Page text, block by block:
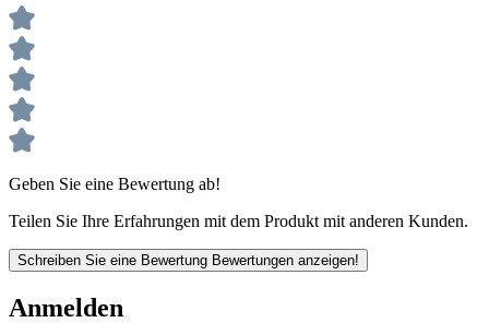
Geben Sie eine Bewertung ab!
Teilen Sie Ihre Erfahrungen mit dem Produkt mit anderen Kunden.
Schreiben Sie eine Bewertung Bewertungen anzeigen!
Anmelden